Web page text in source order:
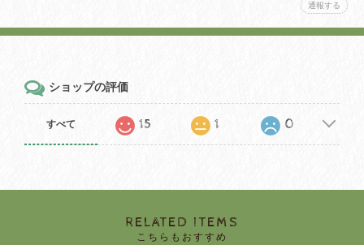
通報する
ショップの評価
すべて 15 1 0
RELATED ITEMS
こちらもおすすめ